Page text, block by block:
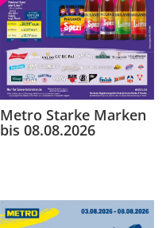
Metro Starke Marken
bis 08.08.2026